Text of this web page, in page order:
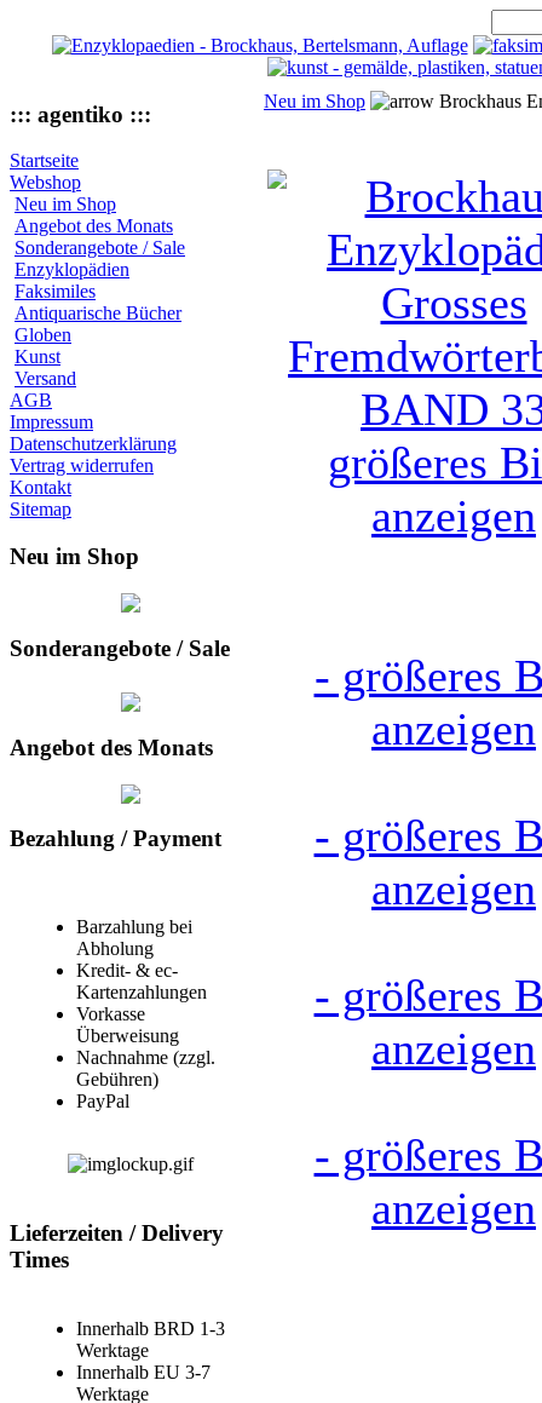
::: agentiko :::
Startseite
Webshop
Neu im Shop
Angebot des Monats
Sonderangebote / Sale
Enzyklopädien
Faksimiles
Antiquarische Bücher
Globen
Kunst
Versand
AGB
Impressum
Datenschutzerklärung
Vertrag widerrufen
Kontakt
Sitemap
Neu im Shop
Sonderangebote / Sale
Angebot des Monats
Bezahlung / Payment
Barzahlung bei
Abholung
Kredit- & ec-
Kartenzahlungen
Vorkasse
Überweisung
Nachnahme (zzgl.
Gebühren)
PayPal
Lieferzeiten / Delivery
Times
Innerhalb BRD 1-3
Werktage
Innerhalb EU 3-7
Werktage
Neu im Shop Brockhaus
größeres
anzeigen
- größeres
anzeigen
- größeres
anzeigen
- größeres
anzeigen
- größeres
anzeigen